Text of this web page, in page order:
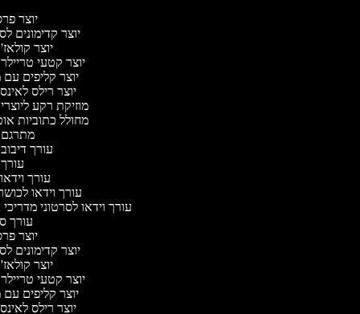
יוצר
יוצר קדימונים
יוצר
יוצר קטעי
יוצר קליפים
יוצר רילס
מוזיקת רקע
מחולל כתוביות
עורך
עורך
עורך וידאו
עורך וידאו לסרטוני
עורך
יוצר
יוצר קדימונים
יוצר
יוצר קטעי
יוצר קליפים
יוצר רילס